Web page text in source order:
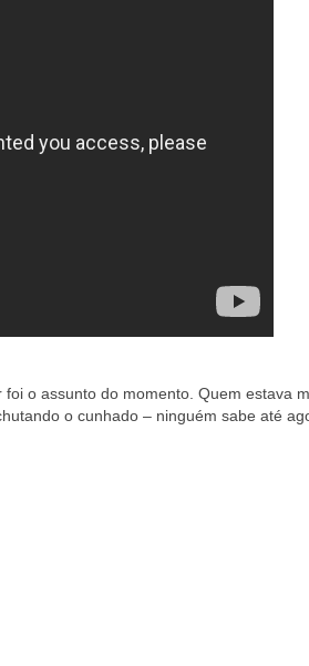
o assunto do momento. Quem estava
o cunhado – ninguém sabe até